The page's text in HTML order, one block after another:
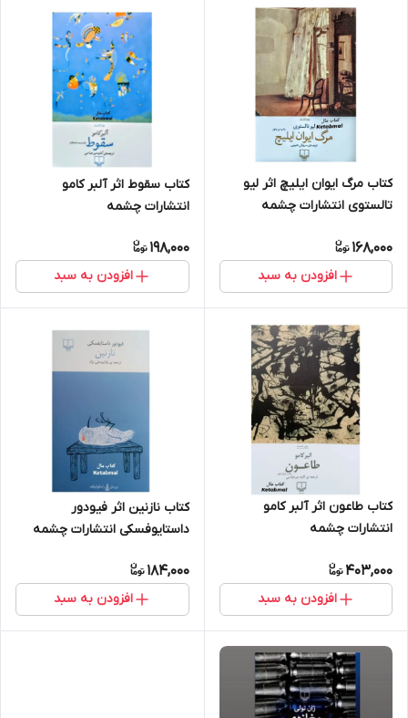
کتاب مرگ ایوان ایلیچ اثر لیو
تالستوی انتشارات چشمه
168,000
افزودن به سبد
کتاب سقوط اثر آلبر کامو
انتشارات چشمه
198,000
افزودن به سبد
کتاب طاعون اثر آلبر کامو
انتشارات چشمه
403,000
افزودن به سبد
کتاب نازنین اثر فیودور
داستایوفسکی انتشارات چشمه
184,000
افزودن به سبد